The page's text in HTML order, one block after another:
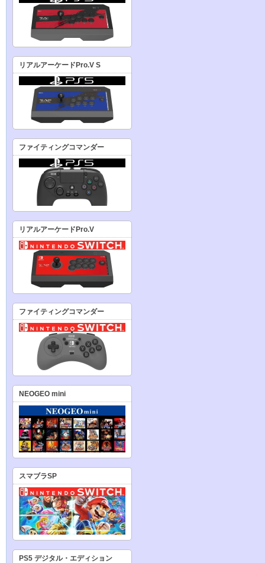
リアルアーケードPro.V S
ファイティングコマンダー
リアルアーケードPro.V
ファイティングコマンダー
NEOGEO mini
スマブラSP
PS5 デジタル・エディション